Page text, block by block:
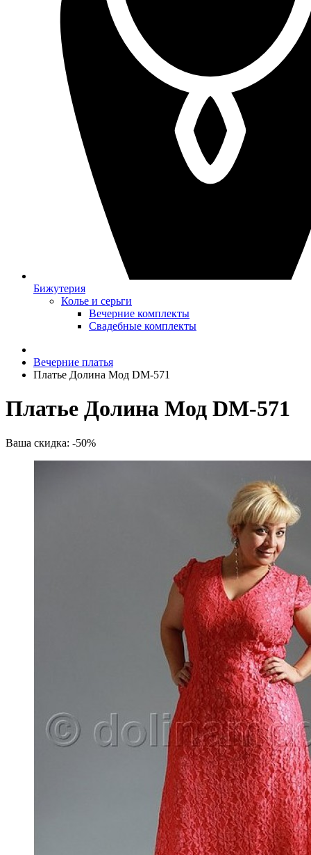
Бижутерия
Колье и серьги
Вечерние комплекты
Свадебные комплекты
Вечерние платья
Платье Долина Мод DM-571
Платье Долина Мод DM-571
Ваша скидка: -50%